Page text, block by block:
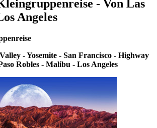
- Von Las
Angeles
- Yosemite - San Francisco - Highway
Robles - Malibu - Los Angeles